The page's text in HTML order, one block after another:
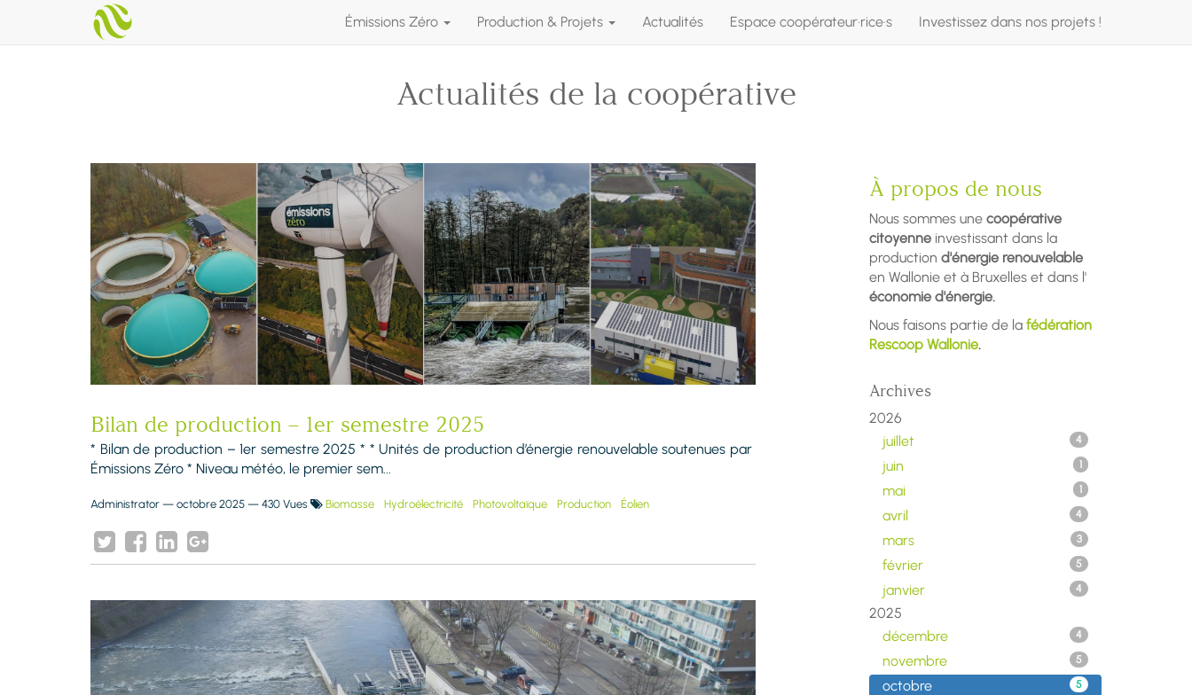
Émissions Zéro Production & Projets Actualités Espace coopérateur·rice·s Investissez dans nos projets !
Actualités de la coopérative
Bilan de production – 1er semestre 2025
* Bilan de production – 1er semestre 2025 * * Unités de production d’énergie renouvelable soutenues par
Émissions Zéro * Niveau météo, le premier sem...
Administrator — octobre 2025 — 430 Vues Biomasse Hydroélectricité Photovoltaïque Production Éolien
À propos de nous
Nous sommes une coopérative
citoyenne investissant dans la
production d'énergie renouvelable
en Wallonie et à Bruxelles et dans l'
économie d'énergie.
Nous faisons partie de la fédération
Rescoop Wallonie.
Archives
2026
juillet
4
juin 1
mai 1
avril 4
mars 3
février 5
janvier 4
2025
décembre
4
novembre 5
octobre 5